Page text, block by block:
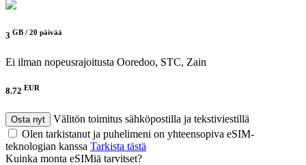
3 GB / 20 päivää
Ei ilman nopeusrajoitusta Ooredoo, STC, Zain
8.72 EUR
Osta nyt
Välitön toimitus sähköpostilla ja tekstiviestillä
Olen tarkistanut ja puhelimeni on yhteensopiva eSIM-
teknologian kanssa Tarkista tästä
Kuinka monta eSIMiä tarvitset?